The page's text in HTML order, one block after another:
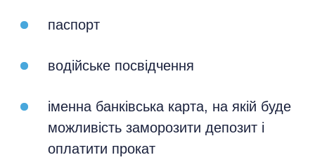
паспорт
водійське посвідчення
іменна банківська карта, на якій буде
можливість заморозити депозит і
оплатити прокат